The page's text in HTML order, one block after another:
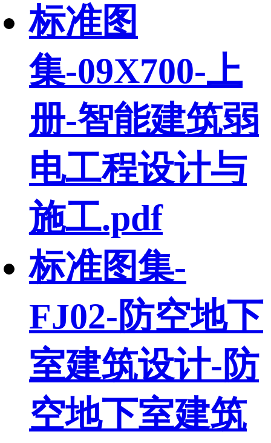
标准图
集-09X700-上
册-智能建筑弱
电工程设计与
施工.pdf
标准图集-
FJ02-防空地下
室建筑设计-防
空地下室建筑